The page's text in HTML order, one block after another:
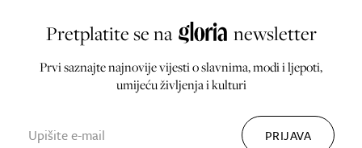
Pretplatite se na newsletter
Prvi saznajte najnovije vijesti o slavnima, modi i ljepoti,
umijeću življenja i kulturi